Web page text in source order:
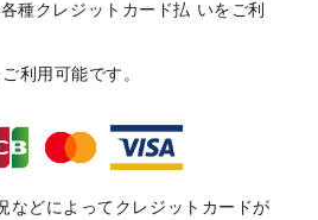
種クレジットカード払 いをご利
利用可能です。
などによってクレジットカードが